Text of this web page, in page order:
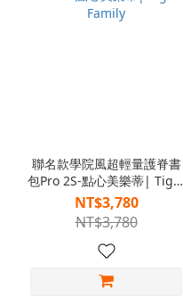
聯名款學院風超輕量護脊書
包Pro 2S-點心美樂蒂| Tiger
Family
NT$3,780
NT$3,780